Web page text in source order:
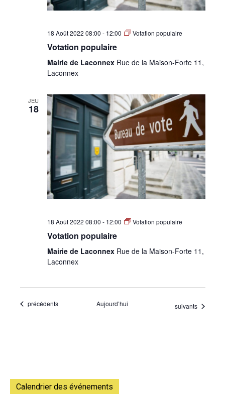
18 Août 2022 08:00 - 12:00 Votation populaire
Votation populaire
Mairie de Laconnex Rue de la Maison-Forte 11,
Laconnex
JEU
18
18 Août 2022 08:00 - 12:00 Votation populaire
Votation populaire
Mairie de Laconnex Rue de la Maison-Forte 11,
Laconnex
Évènements
précédents Aujourd’hui Évènements
suivants
Calendrier des événements